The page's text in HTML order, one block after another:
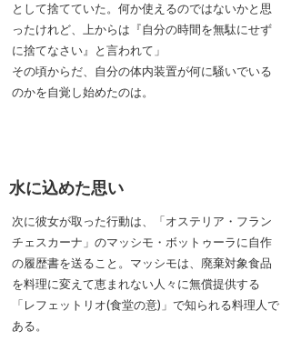
として捨てていた。何か使えるのではないかと思
ったけれど、上からは『自分の時間を無駄にせず
に捨てなさい』と言われて」
その頃からだ、自分の体内装置が何に騒いでいる
のかを自覚し始めたのは。
水に込めた思い
次に彼女が取った行動は、「オステリア・フラン
チェスカーナ」のマッシモ・ボットゥーラに自作
の履歴書を送ること。マッシモは、廃棄対象食品
を料理に変えて恵まれない人々に無償提供する
「レフェットリオ(食堂の意)」で知られる料理人で
ある。